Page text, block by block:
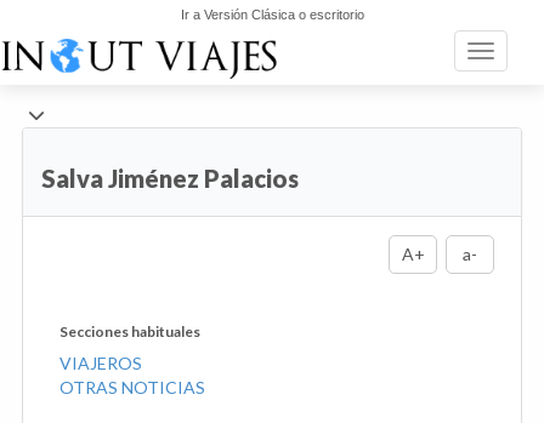
Ir a Versión Clásica o escritorio
Toggle
Salva Jiménez Palacios
A+ a-
Secciones habituales
VIAJEROS
OTRAS NOTICIAS